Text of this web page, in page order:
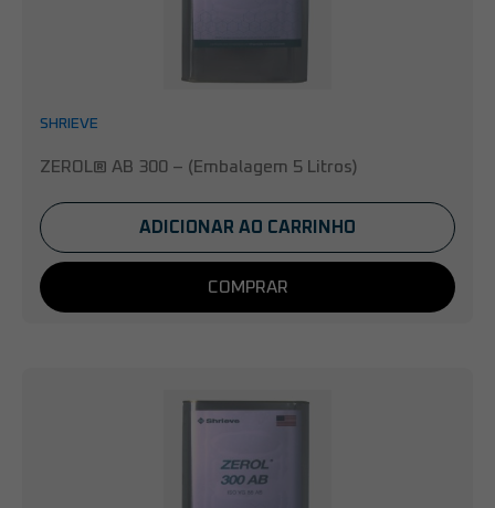
SHRIEVE
ZEROL® AB 300 – (Embalagem 5 Litros)
ADICIONAR AO CARRINHO
COMPRAR